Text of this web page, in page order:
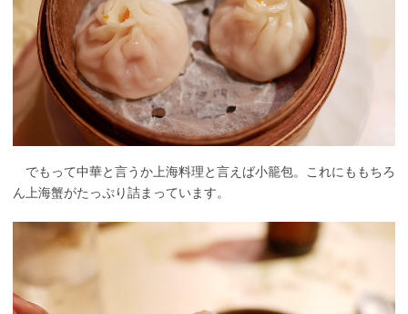
でもって中華と言うか上海料理と言えば小籠包。これにももちろ
ん上海蟹がたっぷり詰まっています。